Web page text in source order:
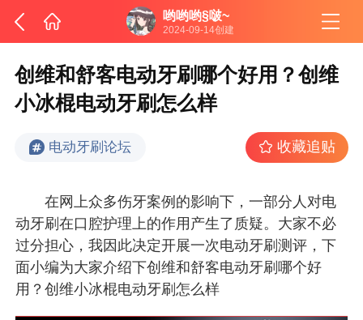
哟哟哟§啵~
2024-09-14创建
创维和舒客电动牙刷哪个好用？创维
小冰棍电动牙刷怎么样
电动牙刷论坛 收藏追贴
在网上众多伤牙案例的影响下，一部分人对电
动牙刷在口腔护理上的作用产生了质疑。大家不必
过分担心，我因此决定开展一次电动牙刷测评，下
面小编为大家介绍下创维和舒客电动牙刷哪个好
用？创维小冰棍电动牙刷怎么样